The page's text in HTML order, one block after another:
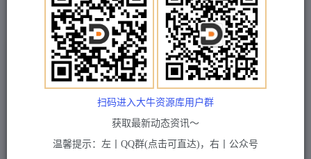
付费项目 中创网 正文
（5218期）2023最新短视频起号培训班：直接套用
模板提升播放，附送钩子模板-31节课
付费资源
扫码进入大牛资源库用户群
获取最新动态资讯～
温馨提示：左丨QQ群(点击可直达)，右丨公众号